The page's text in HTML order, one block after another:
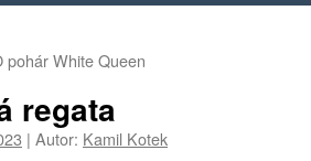
pohár White Queen
regata
| Autor: Kamil Kotek